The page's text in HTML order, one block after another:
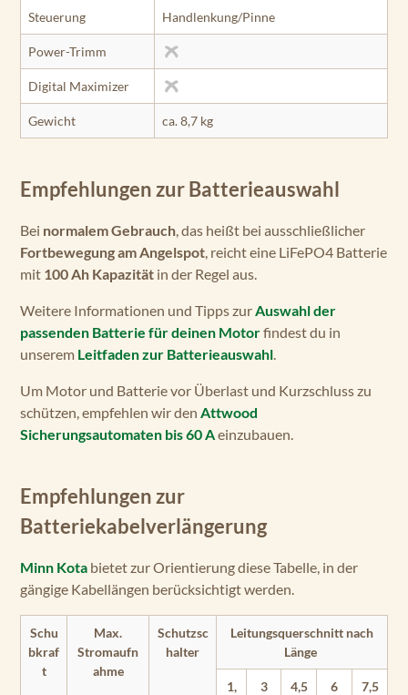
Steuerung Handlenkung/Pinne
Power-Trimm
Digital Maximizer
Gewicht ca. 8,7 kg
Empfehlungen zur Batterieauswahl
Bei normalem Gebrauch, das heißt bei ausschließlicher
Fortbewegung am Angelspot, reicht eine LiFePO4 Batterie
mit 100 Ah Kapazität in der Regel aus.
Weitere Informationen und Tipps zurAuswahl der
passenden Batterie für deinen Motorfindest du in
unserem Leitfaden zur Batterieauswahl.
Um Motor und Batterie vor Überlast und Kurzschluss zu
schützen, empfehlen wir den Attwood
Sicherungsautomaten bis 60 Aeinzubauen.
Empfehlungen zur
Batteriekabelverlängerung
Minn Kota bietet zur Orientierung diese Tabelle, in der
gängige Kabellängen berücksichtigt werden.
Schu
bkraf
t
Max.
Stromaufn
ahme
Schutzsc
halter
Leitungsquerschnitt nach
Länge
1, 3 4,5 6 7,5